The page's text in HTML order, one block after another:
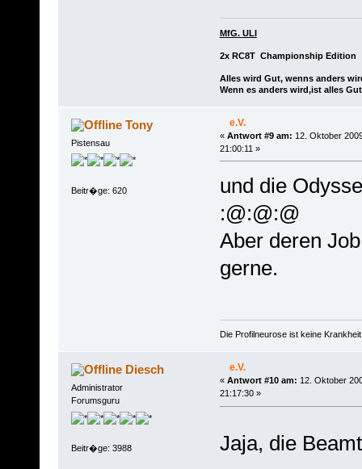
MfG. ULI
2x RC8T Championship Edition
Alles wird Gut, wenns anders
Wenn es anders wird,ist alles Gut
Tony
Pistensau
Beitr�ge: 620
e.V.
« Antwort #9 am: 12. Oktober
21:00:11 »
und die
:@:@:@
Aber deren
gerne.
Die Profilneurose ist keine
Diesch
Administrator
Forumsguru
Beitr�ge: 3988
e.V.
« Antwort #10 am: 12. Oktober
21:17:30 »
Jaja, die